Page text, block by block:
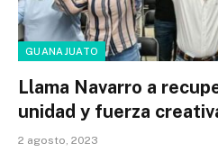
GUANAJUATO
Llama Navarro a
unidad y fuerza
2 agosto, 2023